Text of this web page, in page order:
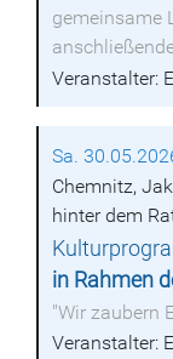
gemeinsame
Veranstalter:
Sa.
Chemnitz,
hinter dem
in Rahmen
"Wir zaubern
Veranstalter: